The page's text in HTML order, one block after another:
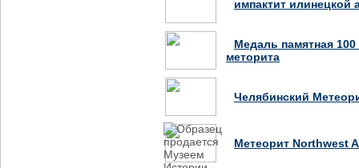
импактит илинецкой
Медаль памятная 100
меторита
Челябинский
Метеорит Northwest